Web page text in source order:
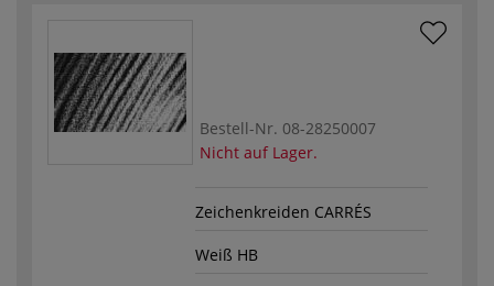
Bestell-Nr. 08-28250007
Nicht auf Lager.
Zeichenkreiden CARRÉS
Weiß HB